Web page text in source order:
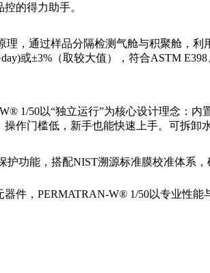
的得力助手。
理，通过样品分隔检测气舱与积聚舱，
或±3%（取较大值），符合ASTM
1/50以“独立运行”为核心设计理念：
作门槛低，新手也能快速上手。可拆卸
护功能，搭配NIST溯源标准膜校准体系
件，PERMATRAN-W® 1/50以专业性